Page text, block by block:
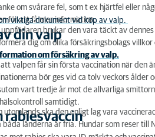
valpens ankomst
om svårare fel, som t ex hjärtfel eller
för att få mer information.
viktiga dokument vid köp av valp.
din valp
uppfödaren brukar den vara täckt av
dig om olika försäkringsbolags
om försäkring av valp.
valpen får sin första vaccination när
bör ges vid ca tolv veckors
vart tredje år mot de allvarliga
samtidigt.
rabiesvaccin
utomlands ska den enligt lag vara
båda länderna är fria. Hundar som reser